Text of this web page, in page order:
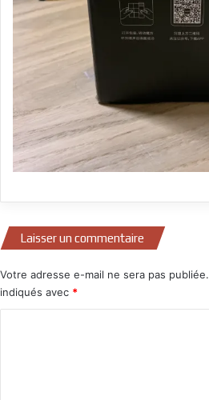
Laisser un commentaire
Votre adresse e-mail ne sera pas publiée.
indiqués avec *